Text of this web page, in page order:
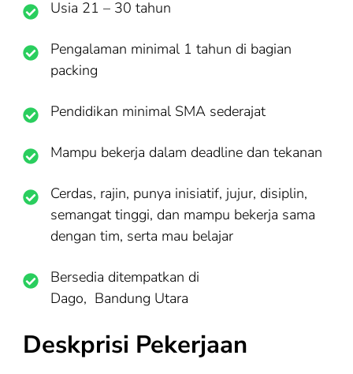
Usia 21 – 30 tahun
Pengalaman minimal 1 tahun di bagian
packing
Pendidikan minimal SMA sederajat
Mampu bekerja dalam deadline dan tekanan
Cerdas, rajin, punya inisiatif, jujur, disiplin,
semangat tinggi, dan mampu bekerja sama
dengan tim, serta mau belajar
Bersedia ditempatkan di
Dago, Bandung Utara
Deskprisi Pekerjaan